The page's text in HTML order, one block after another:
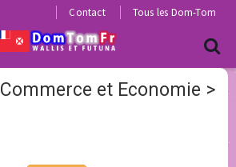
Contact Tous les Dom-Tom
Commerce et Economie >